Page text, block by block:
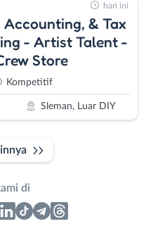
& Tax
- Artist Talent -
Store
Kompetitif
Sleman, Luar DIY
hari ini
di